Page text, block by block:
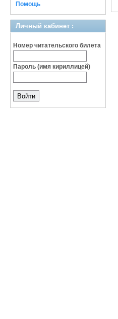
Помощь
Личный кабинет :
Номер читательского билета
Пароль (имя кириллицей)